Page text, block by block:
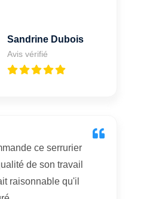
Sandrine Dubois
Avis vérifié
ce serrurier
de son travail
raisonnable qu'il